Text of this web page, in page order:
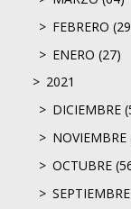
FEBRERO
ENERO (27)
2021
DICIEMBRE
NOVIEMBRE
OCTUBRE